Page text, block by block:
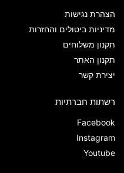
הצהרת נגישות
מדיניות ביטולים והחזרות
תקנון משלוחים
תקנון האתר
יצירת קשר
רשתות חברתיות
Facebook
Instagram
Youtube